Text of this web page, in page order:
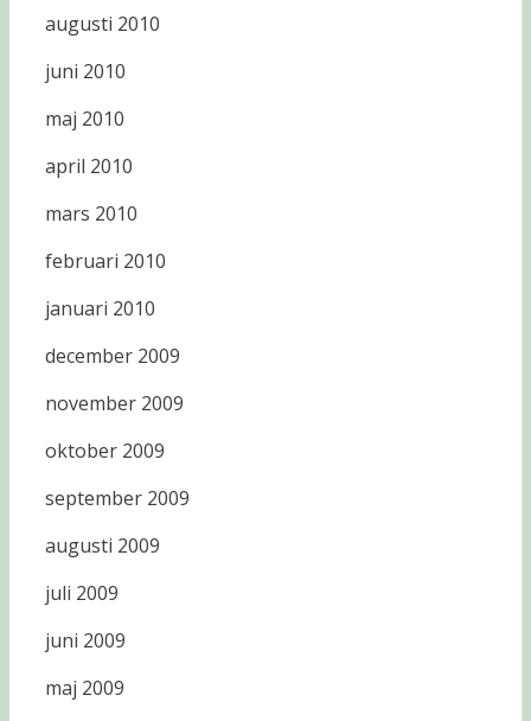
augusti 2010
juni 2010
maj 2010
april 2010
mars 2010
februari 2010
januari 2010
december 2009
november 2009
oktober 2009
september 2009
augusti 2009
juli 2009
juni 2009
maj 2009